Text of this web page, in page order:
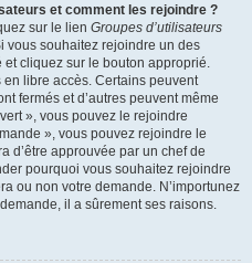
et comment les rejoindre ?
sur le lien Groupes d’utilisateurs
vous souhaitez rejoindre un des
cliquez sur le bouton approprié.
libre accès. Certains peuvent
fermés et d’autres peuvent même
», vous pouvez le rejoindre
», vous pouvez rejoindre le
d’être approuvée par un chef de
pourquoi vous souhaitez rejoindre
ou non votre demande. N’importunez
il a sûrement ses raisons.